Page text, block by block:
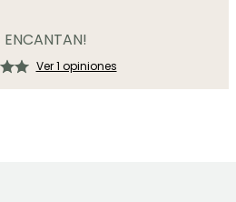
ENCANTAN!
Ver 1 opiniones